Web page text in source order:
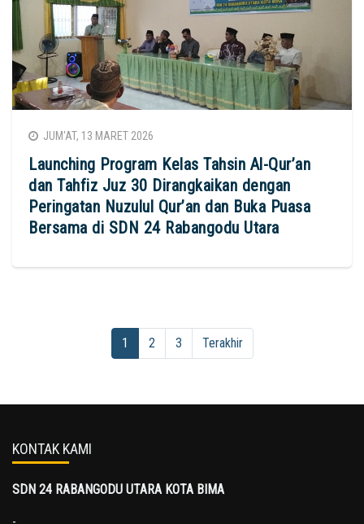
JUM'AT, 13 MARET 2026
Launching Program Kelas Tahsin Al-Qur’an
dan Tahfiz Juz 30 Dirangkaikan dengan
Peringatan Nuzulul Qur’an dan Buka Puasa
Bersama di SDN 24 Rabangodu Utara
1 2 3 Terakhir
KONTAK KAMI
SDN 24 RABANGODU UTARA KOTA BIMA